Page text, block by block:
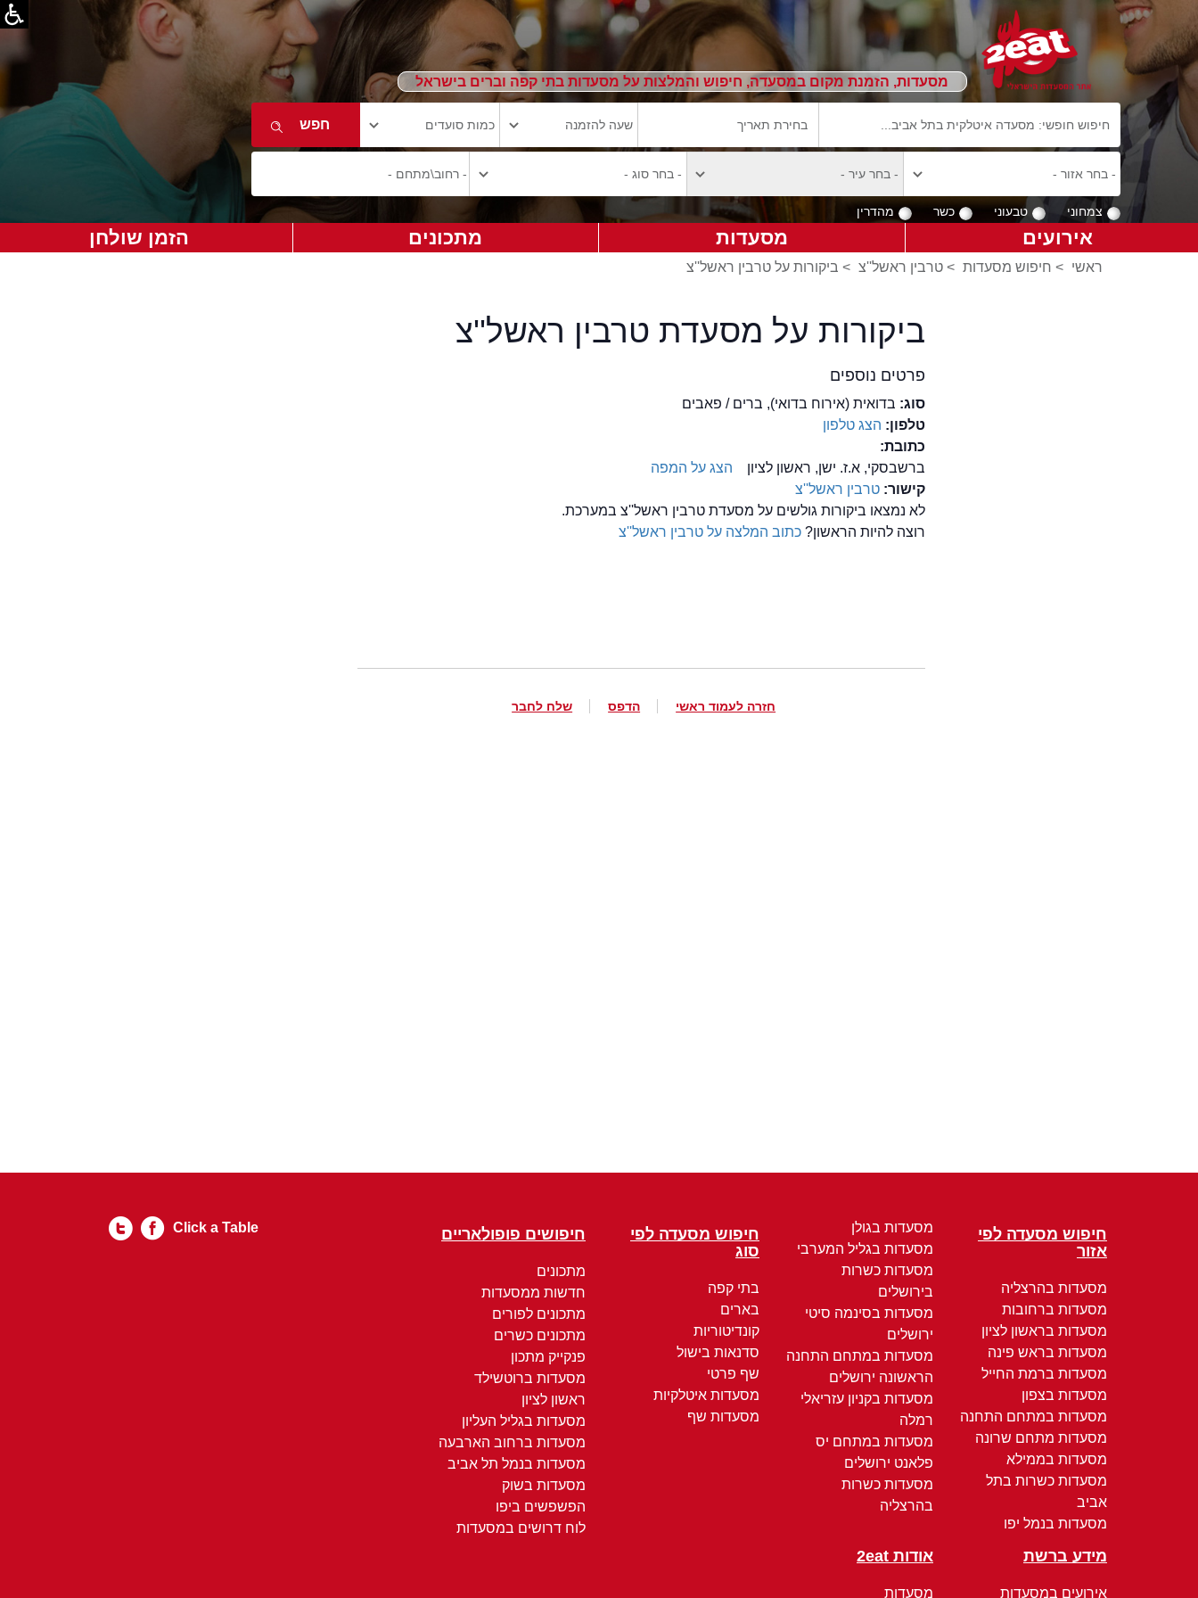
מסעדות, הזמנת מקום במסעדה, חיפוש והמלצות על מסעדות בתי קפה וברים בישראל
צמחוני טבעוני כשר מהדרין
אירועים מסעדות מתכונים הזמן שולחן
ראשי > חיפוש מסעדות > טרבין ראשל''צ > ביקורות על טרבין ראשל''צ
ביקורות על מסעדת טרבין ראשל''צ
פרטים נוספים
סוג: בדואית (אירוח בדואי), ברים / פאבים
טלפון: הצג טלפון
כתובת:
ברשבסקי, א.ז. ישן, ראשון לציון
הצג על המפה
קישור:טרבין ראשל''צ
לא נמצאו ביקורות גולשים על מסעדת טרבין ראשל''צ במערכת.
רוצה להיות הראשון?כתוב המלצה על טרבין ראשל''צ
חזרה לעמוד ראשי הדפס שלח לחבר
חיפוש מסעדה לפי
אזור
מסעדות בהרצליה
מסעדות ברחובות
מסעדות בראשון לציון
מסעדות בראש פינה
מסעדות ברמת החייל
מסעדות בצפון
מסעדות במתחם התחנה
מסעדות מתחם שרונה
מסעדות בממילא
מסעדות כשרות בתל
אביב
מסעדות בנמל יפו
מסעדות בגולן
מסעדות בגליל המערבי
מסעדות כשרות
בירושלים
מסעדות בסינמה סיטי
ירושלים
מסעדות במתחם התחנה
הראשונה ירושלים
מסעדות בקניון עזריאלי
רמלה
מסעדות במתחם יס
פלאנט ירושלים
מסעדות כשרות
בהרצליה
חיפוש מסעדה לפי
סוג
בתי קפה
בארים
קונדיטוריות
סדנאות בישול
שף פרטי
מסעדות איטלקיות
מסעדות שף
חיפושים פופולאריים
מתכונים
חדשות ממסעדות
מתכונים לפורים
מתכונים כשרים
פנקייק מתכון
מסעדות ברוטשילד
ראשון לציון
מסעדות בגליל העליון
מסעדות ברחוב הארבעה
מסעדות בנמל תל אביב
מסעדות בשוק
הפשפשים ביפו
לוח דרושים במסעדות
מידע ברשת
אירועים במסעדות
אודות 2eat
מסעדות
Click a Table